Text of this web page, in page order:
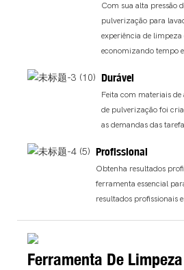
Com sua alta pressão
pulverização para
experiência de limpeza
economizando tempo
Durável
Feita com materiais
de pulverização foi
as demandas das
Profissional
Obtenha resultados
ferramenta essencial
resultados profissionais
Ferramenta De